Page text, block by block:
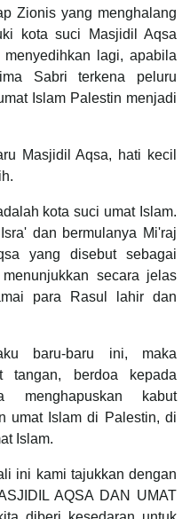
Zionis yang menghalang
kota suci Masjidil Aqsa
lagi, apabila
Sabri terkena peluru
Islam Palestin menjadi
Masjidil Aqsa, hati kecil
kota suci umat Islam.
dan bermulanya Mi'raj
yang disebut sebagai
secara jelas
para Rasul lahir dan
baru-baru ini, maka
tangan, berdoa kepada
kabut
umat Islam di Palestin, di
Islam.
ini kami tajukkan dengan
AQSA DAN UMAT